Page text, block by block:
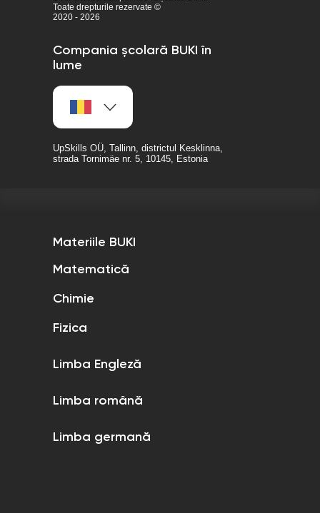
Toate drepturile rezervate ©
2020 - 2026
Compania școlară BUKI în
lume
UpSkills OÜ, Tallinn, districtul Kesklinna,
strada Tornimäe nr. 5, 10145, Estonia
Materiile BUKI
Matematică
Chimie
Fizica
Limba Engleză
Limba română
Limba germană